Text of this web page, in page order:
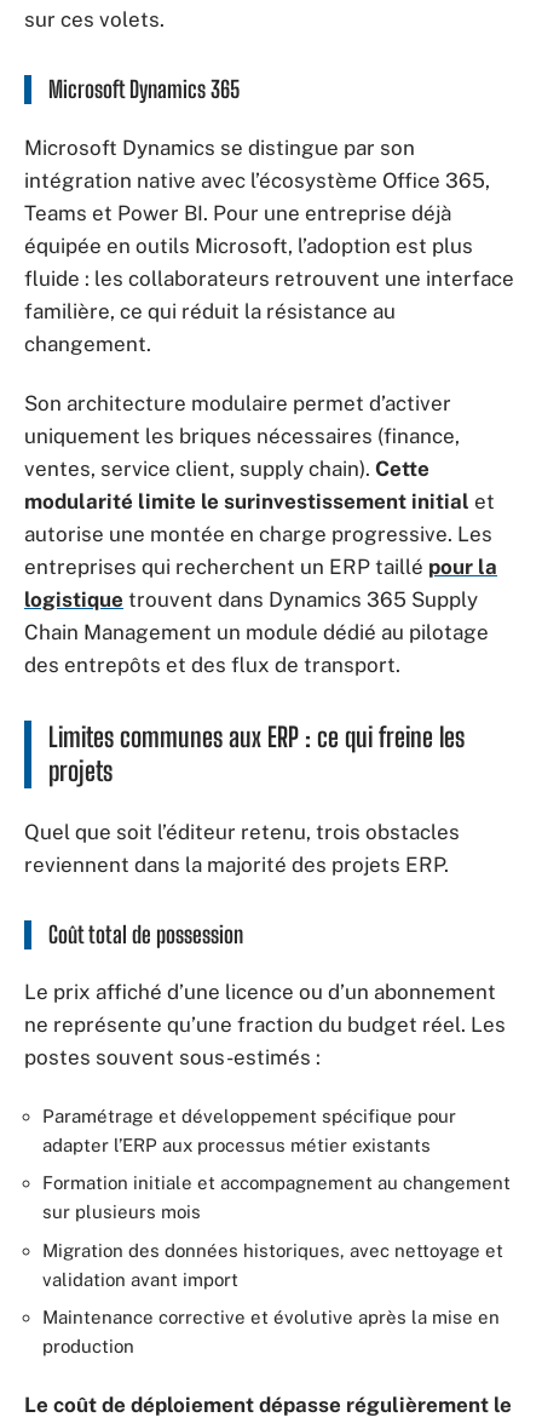
sur ces volets.
Microsoft Dynamics 365
Microsoft Dynamics se distingue par son
intégration native avec l’écosystème Office 365,
Teams et Power BI. Pour une entreprise déjà
équipée en outils Microsoft, l’adoption est plus
fluide : les collaborateurs retrouvent une interface
familière, ce qui réduit la résistance au
changement.
Son architecture modulaire permet d’activer
uniquement les briques nécessaires (finance,
ventes, service client, supply chain). Cette
modularité limite le surinvestissement initial et
autorise une montée en charge progressive. Les
entreprises qui recherchent un ERP taillé pour la
logistique trouvent dans Dynamics 365 Supply
Chain Management un module dédié au pilotage
des entrepôts et des flux de transport.
Limites communes aux ERP : ce qui freine les
projets
Quel que soit l’éditeur retenu, trois obstacles
reviennent dans la majorité des projets ERP.
Coût total de possession
Le prix affiché d’une licence ou d’un abonnement
ne représente qu’une fraction du budget réel. Les
postes souvent sous-estimés :
Paramétrage et développement spécifique pour
adapter l’ERP aux processus métier existants
Formation initiale et accompagnement au changement
sur plusieurs mois
Migration des données historiques, avec nettoyage et
validation avant import
Maintenance corrective et évolutive après la mise en
production
Le coût de déploiement dépasse régulièrement le